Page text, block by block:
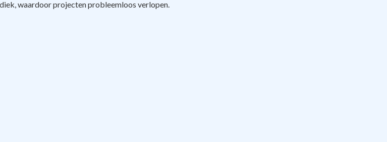
waardoor projecten probleemloos verlopen.